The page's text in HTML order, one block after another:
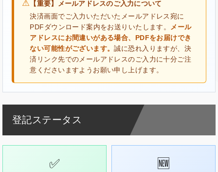
⚠ 【重要】メールアドレスのご入力について
決済画面でご入力いただいたメールアドレス宛に
PDFダウンロード案内をお送りいたします。
メール
アドレスにお間違いがある場合、PDFをお届けでき
ない可能性がございます。誠に恐れ入りますが、決
済リンク先でのメールアドレスのご入力に十分ご注
意くださいますようお願い申し上げます。
登記ステータス
✅ 🆕